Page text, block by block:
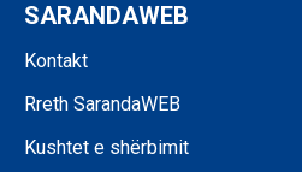
SARANDAWEB
Kontakt
Rreth SarandaWEB
Kushtet e shërbimit